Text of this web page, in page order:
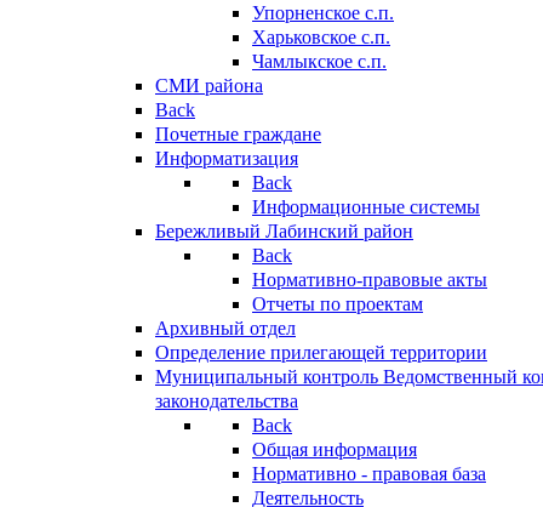
Упорненское с.п.
Харьковское с.п.
Чамлыкское с.п.
СМИ района
Back
Почетные граждане
Информатизация
Back
Информационные системы
Бережливый Лабинский район
Back
Нормативно-правовые акты
Отчеты по проектам
Архивный отдел
Определение прилегающей территории
Муниципальный контроль Ведомственный
законодательства
Back
Общая информация
Нормативно - правовая база
Деятельность